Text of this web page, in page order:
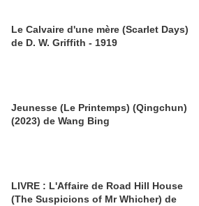
Le Calvaire d'une mère (Scarlet Days)
de D. W. Griffith - 1919
Jeunesse (Le Printemps) (Qingchun)
(2023) de Wang Bing
LIVRE : L'Affaire de Road Hill House
(The Suspicions of Mr Whicher) de